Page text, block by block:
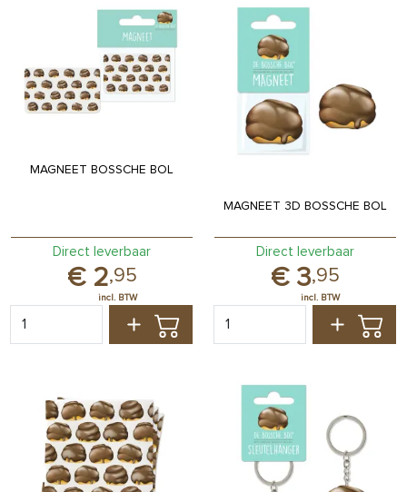
MAGNEET BOSSCHE BOL
2,95
Direct leverbaar
MAGNEET 3D BOSSCHE BOL
3,95
Direct leverbaar